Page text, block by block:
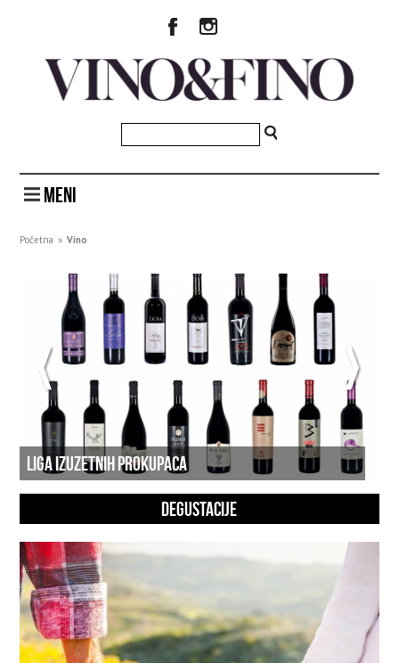
MENI
Početna » Vino
LIGA IZUZETNIH PROKUPACA
DEGUSTACIJE